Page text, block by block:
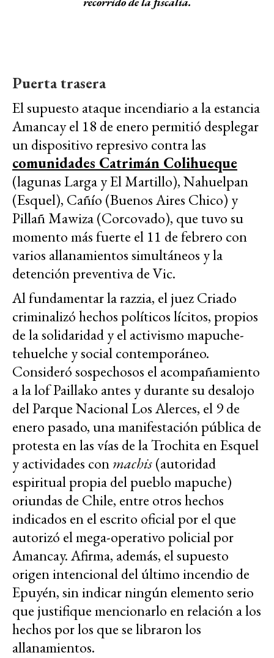
Puerta trasera
El supuesto ataque incendiario a la estancia
Amancay el 18 de enero permitió desplegar
un dispositivo represivo contra las
comunidades Catrimán Colihueque
(lagunas Larga y El Martillo), Nahuelpan
(Esquel), Cañío (Buenos Aires Chico) y
Pillañ Mawiza (Corcovado), que tuvo su
momento más fuerte el 11 de febrero con
varios allanamientos simultáneos y la
detención preventiva de Vic.
Al fundamentar la razzia, el juez Criado
criminalizó hechos políticos lícitos, propios
de la solidaridad y el activismo mapuche-
tehuelche y social contemporáneo.
Consideró sospechosos el acompañamiento
a la lof Paillako antes y durante su desalojo
del Parque Nacional Los Alerces, el 9 de
enero pasado, una manifestación pública de
protesta en las vías de la Trochita en Esquel
y actividades conmachis(autoridad
espiritual propia del pueblo mapuche)
oriundas de Chile, entre otros hechos
indicados en el escrito oficial por el que
autorizó el mega-operativo policial por
Amancay. Afirma, además, el supuesto
origen intencional del último incendio de
Epuyén, sin indicar ningún elemento serio
que justifique mencionarlo en relación a los
hechos por los que se libraron los
allanamientos.